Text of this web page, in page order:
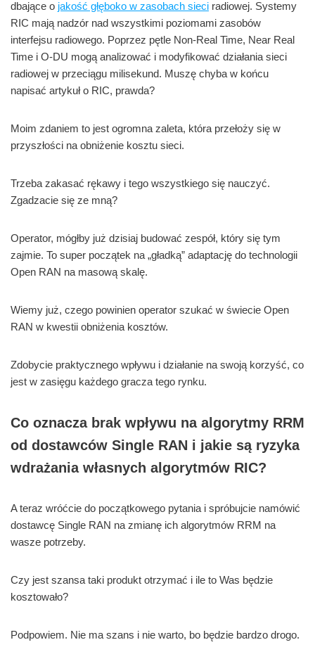
dbające o jakość głęboko w zasobach sieci radiowej. Systemy
RIC mają nadzór nad wszystkimi poziomami zasobów
interfejsu radiowego. Poprzez pętle Non-Real Time, Near Real
Time i O-DU mogą analizować i modyfikować działania sieci
radiowej w przeciągu milisekund. Muszę chyba w końcu
napisać artykuł o RIC, prawda?
Moim zdaniem to jest ogromna zaleta, która przełoży się w
przyszłości na obniżenie kosztu sieci.
Trzeba zakasać rękawy i tego wszystkiego się nauczyć.
Zgadzacie się ze mną?
Operator, mógłby już dzisiaj budować zespół, który się tym
zajmie. To super początek na „gładką” adaptację do technologii
Open RAN na masową skalę.
Wiemy już, czego powinien operator szukać w świecie Open
RAN w kwestii obniżenia kosztów.
Zdobycie praktycznego wpływu i działanie na swoją korzyść, co
jest w zasięgu każdego gracza tego rynku.
Co oznacza brak wpływu na algorytmy RRM
od dostawców Single RAN i jakie są ryzyka
wdrażania własnych algorytmów RIC?
A teraz wróćcie do początkowego pytania i spróbujcie namówić
dostawcę Single RAN na zmianę ich algorytmów RRM na
wasze potrzeby.
Czy jest szansa taki produkt otrzymać i ile to Was będzie
kosztowało?
Podpowiem. Nie ma szans i nie warto, bo będzie bardzo drogo.